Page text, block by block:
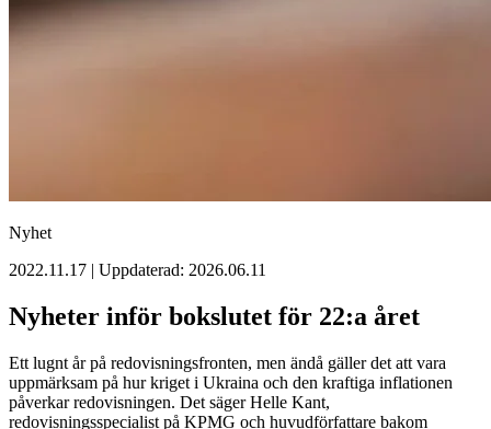
Nyhet
2022.11.17 | Uppdaterad: 2026.06.11
Nyheter inför bokslutet för 22:a året
Ett lugnt år på redovisningsfronten, men ändå gäller det att vara
uppmärksam på hur kriget i Ukraina och den kraftiga inflationen
påverkar redovisningen. Det säger Helle Kant,
redovisningsspecialist på KPMG och huvudförfattare bakom